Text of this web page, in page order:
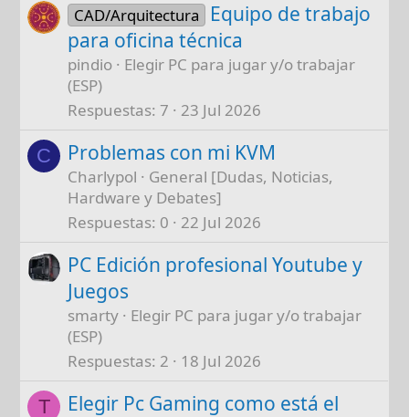
CAD/Arquitectura
Equipo de trabajo
para oficina técnica
pindio
Elegir PC para jugar y/o trabajar
(ESP)
Respuestas 7 23 Jul 2026
C Problemas con mi KVM
Charlypol
General [Dudas, Noticias,
Hardware y Debates]
Respuestas 0 22 Jul 2026
PC Edición profesional Youtube y
Juegos
smarty
Elegir PC para jugar y/o trabajar
(ESP)
Respuestas 2 18 Jul 2026
T Elegir Pc Gaming como está el